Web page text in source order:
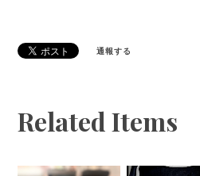
通報する
Related Items